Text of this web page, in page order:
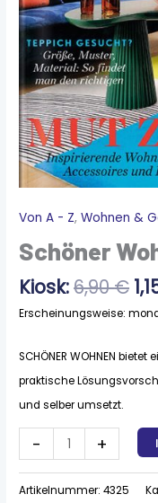
Von A - Z,Wohnen &
Schöner
Kiosk:6,90€
Erscheinungsweise:
SCHÖNER WOHNEN
praktische
und selber umsetzt.
-
Schöner
Wohnen
Menge
+
Artikelnummer:4325